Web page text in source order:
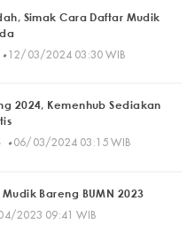
Simak Cara Daftar Mudik
12/03/2024 03:30 WIB
2024, Kemenhub Sediakan
· 06/03/2024 03:15 WIB
Mudik Bareng BUMN 2023
2023 09:41 WIB